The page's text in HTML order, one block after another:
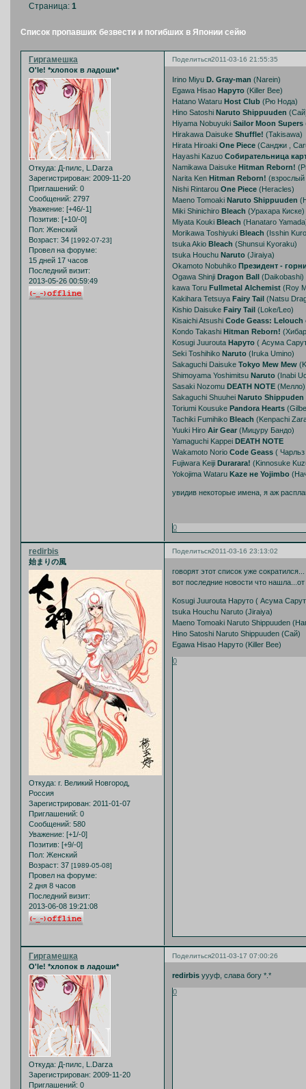
Список пропавших безвести и погибших в Японии сейю
Страница:1
Поделиться2011-03-16 21:55:35
Гиргамешка
O'le! *хлопок в ладоши*
Откуда: Д-пилс, L.Darza
Зарегистрирован: 2009-11-20
Приглашений: 0
Сообщений: 2797
Уважение: [+46/-1]
Позитив: [+10/-0]
Пол: Женский
Возраст: 34 [1992-07-23]
Провел на форуме:
15 дней 17 часов
Последний визит:
2013-05-26 00:59:49
Irino Miyu D. Gray-man (Narein)
Egawa Hisao Наруто (Killer Bee)
Hatano Wataru Host Club (Рю Нода)
Hino Satoshi Naruto Shippuuden
Hiyama Nobuyuki Sailor Moon Supers
Hirakawa Daisuke Shuffle! (Takisawa)
Hirata Hiroaki One Piece (Санджи ,
Hayashi Kazuo Собирательница
Namikawa Daisuke Hitman Reborn!
Narita Ken Hitman Reborn!
Nishi Rintarou One Piece (Heracles)
Maeno Tomoaki Naruto Shippuuden
Miki Shinichiro Bleach (Урахара Киске)
Miyata Kouki Bleach (Hanatarо
Morikawa Toshiyuki Bleach (Isshin
tsuka Akio Bleach (Shunsui Kyоraku)
tsuka Houchu Naruto (Jiraiya)
Okamoto Nobuhiko Президент -
Ogawa Shinji Dragon Ball (Daikobashi)
kawa Toru Fullmetal Alchemist (Roy
Kakihara Tetsuya Fairy Tail (Natsu
Kishio Daisuke Fairy Tail (Loke/Leo)
Kisaichi Atsushi Code Geass:
Kondo Takashi Hitman Reborn!
Kosugi Juurouta Наруто ( Асума
Seki Toshihiko Naruto (Iruka Umino)
Sakaguchi Daisuke Tokyo Mew Mew
Shimoyama Yoshimitsu Naruto (Inabi
Sasaki Nozomu DEATH NOTE (Мелло)
Sakaguchi Shuuhei Naruto Shippuden
Toriumi Kousuke Pandora Hearts
Tachiki Fumihiko Bleach (Kenpachi
Yuuki Hiro Air Gear (Мицуру Бандо)
Yamaguchi Kappei DEATH NOTE
Wakamoto Norio Code Geass (
Fujiwara Keiji Durarara! (Kinnosuke
Yokojima Wataru Kaze не Yojimbo
увидив некоторые имена, я аж
0
Поделиться2011-03-16 23:13:02
redirbis
始まりの風
Откуда: г. Великий Новгород,
Россия
Зарегистрирован: 2011-01-07
Приглашений: 0
Сообщений: 580
Уважение: [+1/-0]
Позитив: [+9/-0]
Пол: Женский
Возраст: 37 [1989-05-08]
Провел на форуме:
2 дня 8 часов
Последний визит:
2013-06-08 19:21:08
говорят этот список уже
вот последние новости что
Kosugi Juurouta Наруто ( Асума
tsuka Houchu Naruto (Jiraiya)
Maeno Tomoaki Naruto Shippuuden
Hino Satoshi Naruto Shippuuden (Сай)
Egawa Hisao Наруто (Killer Bee)
0
Поделиться2011-03-17 07:00:26
Гиргамешка
O'le! *хлопок в ладоши*
Откуда: Д-пилс, L.Darza
Зарегистрирован: 2009-11-20
Приглашений: 0
redirbis уууф, слава богу *.*
0